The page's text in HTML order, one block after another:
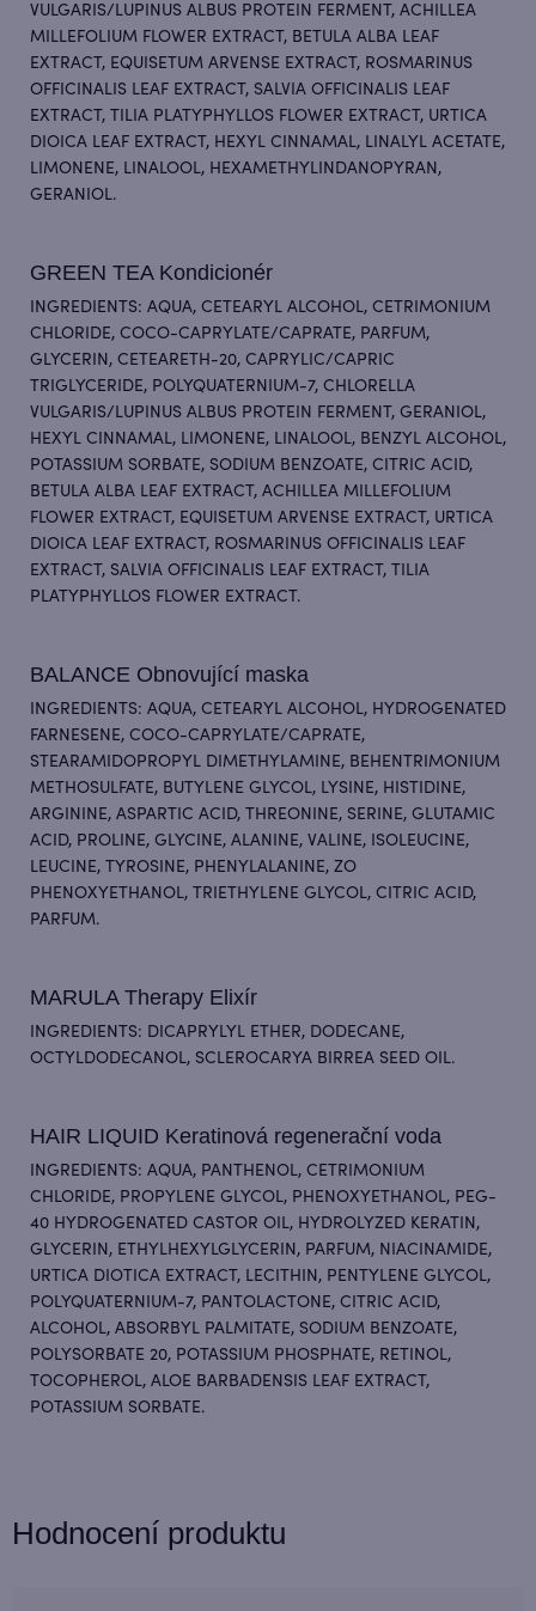
VULGARIS/LUPINUS ALBUS PROTEIN FERMENT, ACHILLEA
MILLEFOLIUM FLOWER EXTRACT, BETULA ALBA LEAF
EXTRACT, EQUISETUM ARVENSE EXTRACT, ROSMARINUS
OFFICINALIS LEAF EXTRACT, SALVIA OFFICINALIS LEAF
EXTRACT, TILIA PLATYPHYLLOS FLOWER EXTRACT, URTICA
DIOICA LEAF EXTRACT, HEXYL CINNAMAL, LINALYL ACETATE,
LIMONENE, LINALOOL, HEXAMETHYLINDANOPYRAN,
GERANIOL.
GREEN TEA Kondicionér
INGREDIENTS: AQUA, CETEARYL ALCOHOL, CETRIMONIUM
CHLORIDE, COCO-CAPRYLATE/CAPRATE, PARFUM,
GLYCERIN, CETEARETH-20, CAPRYLIC/CAPRIC
TRIGLYCERIDE, POLYQUATERNIUM-7, CHLORELLA
VULGARIS/LUPINUS ALBUS PROTEIN FERMENT, GERANIOL,
HEXYL CINNAMAL, LIMONENE, LINALOOL, BENZYL ALCOHOL,
POTASSIUM SORBATE, SODIUM BENZOATE, CITRIC ACID,
BETULA ALBA LEAF EXTRACT, ACHILLEA MILLEFOLIUM
FLOWER EXTRACT, EQUISETUM ARVENSE EXTRACT, URTICA
DIOICA LEAF EXTRACT, ROSMARINUS OFFICINALIS LEAF
EXTRACT, SALVIA OFFICINALIS LEAF EXTRACT, TILIA
PLATYPHYLLOS FLOWER EXTRACT.
BALANCE Obnovující maska
INGREDIENTS: AQUA, CETEARYL ALCOHOL, HYDROGENATED
FARNESENE, COCO-CAPRYLATE/CAPRATE,
STEARAMIDOPROPYL DIMETHYLAMINE, BEHENTRIMONIUM
METHOSULFATE, BUTYLENE GLYCOL, LYSINE, HISTIDINE,
ARGININE, ASPARTIC ACID, THREONINE, SERINE, GLUTAMIC
ACID, PROLINE, GLYCINE, ALANINE, VALINE, ISOLEUCINE,
LEUCINE, TYROSINE, PHENYLALANINE, ZO
PHENOXYETHANOL, TRIETHYLENE GLYCOL, CITRIC ACID,
PARFUM.
MARULA Therapy Elixír
INGREDIENTS: DICAPRYLYL ETHER, DODECANE,
OCTYLDODECANOL, SCLEROCARYA BIRREA SEED OIL.
HAIR LIQUID Keratinová regenerační voda
INGREDIENTS: AQUA, PANTHENOL, CETRIMONIUM
CHLORIDE, PROPYLENE GLYCOL, PHENOXYETHANOL, PEG-
40 HYDROGENATED CASTOR OIL, HYDROLYZED KERATIN,
GLYCERIN, ETHYLHEXYLGLYCERIN, PARFUM, NIACINAMIDE,
URTICA DIOTICA EXTRACT, LECITHIN, PENTYLENE GLYCOL,
POLYQUATERNIUM-7, PANTOLACTONE, CITRIC ACID,
ALCOHOL, ABSORBYL PALMITATE, SODIUM BENZOATE,
POLYSORBATE 20, POTASSIUM PHOSPHATE, RETINOL,
TOCOPHEROL, ALOE BARBADENSIS LEAF EXTRACT,
POTASSIUM SORBATE.
Hodnocení produktu